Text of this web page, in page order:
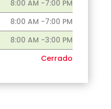
8:00 AM -7:00 PM
8:00 AM -7:00 PM
8:00 AM -3:00 PM
Cerrado